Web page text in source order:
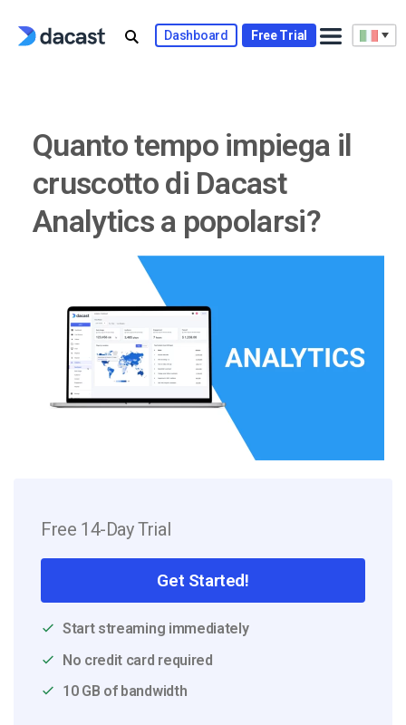
Dashboard Free Trial
Quanto tempo impiega il
cruscotto di Dacast
Analytics a popolarsi?
Free 14-Day Trial
Get Started!
Start streaming immediately
No credit card required
10 GB of bandwidth